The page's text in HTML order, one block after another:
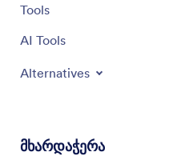
Tools
AI Tools
Alternatives
მხარდაჭერა